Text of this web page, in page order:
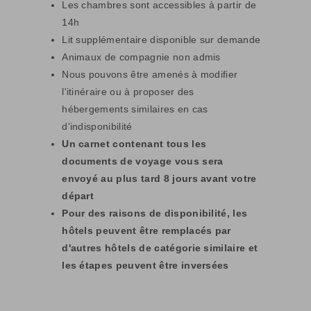
Les chambres sont accessibles à partir de
14h
Lit supplémentaire disponible sur demande
Animaux de compagnie non admis
Nous pouvons être amenés à modifier
l'itinéraire ou à proposer des
hébergements similaires en cas
d'indisponibilité
Un carnet contenant tous les
documents de voyage vous sera
envoyé au plus tard 8 jours avant votre
départ
Pour des raisons de disponibilité, les
hôtels peuvent être remplacés par
d'autres hôtels de catégorie similaire et
les étapes peuvent être inversées